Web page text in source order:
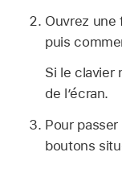
Ouvrez une
puis
Si le clavier
de l’écran.
Pour
boutons